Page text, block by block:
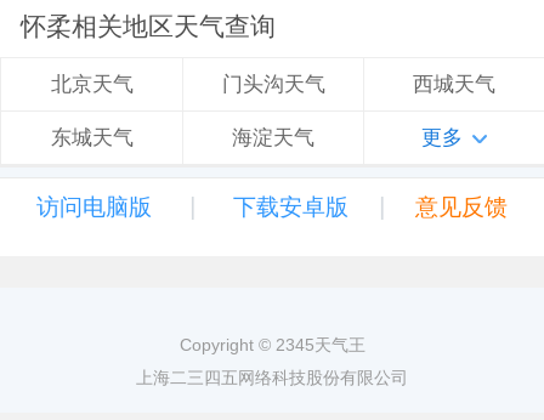
怀柔相关地区天气查询
北京天气 门头沟天气 西城天气
东城天气 海淀天气 更多
访问电脑版 | 下载安卓版 | 意见反馈
Copyright © 2345天气王
上海二三四五网络科技股份有限公司